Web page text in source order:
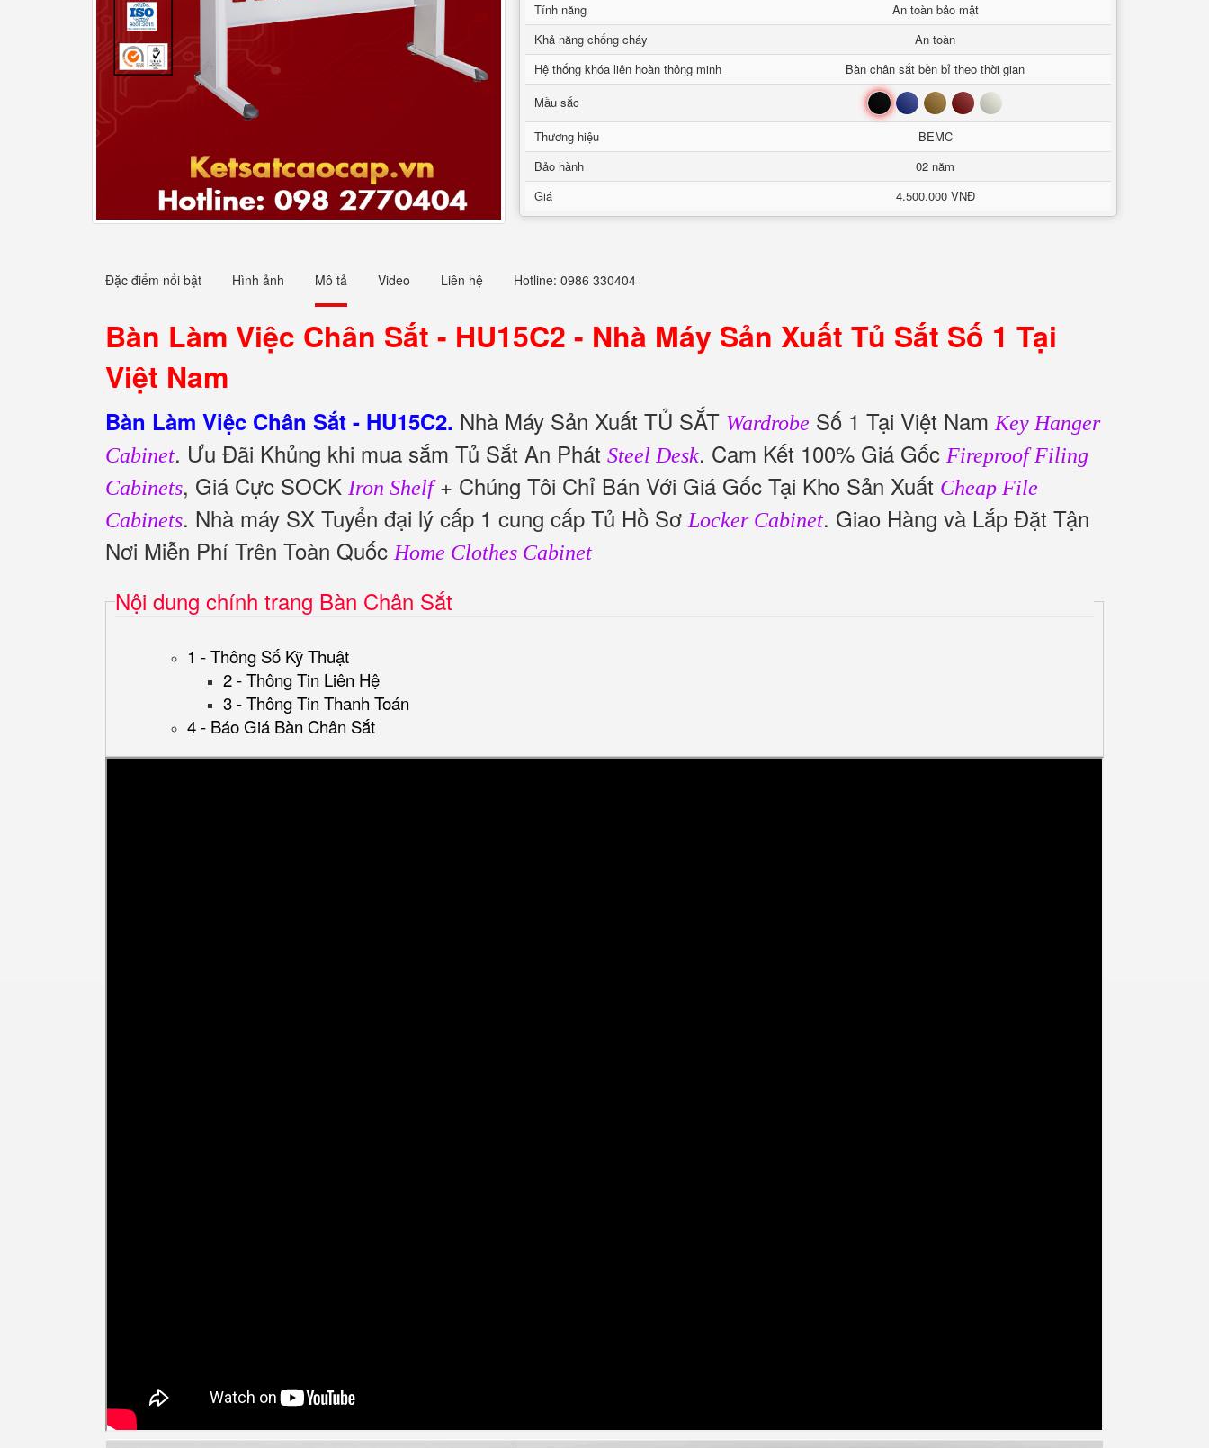
Tính năng
An toàn bảo mật
Khả năng chống cháy
An toàn
Hệ thống khóa liên hoàn thông minh
Bàn chân sắt bền bỉ theo thời gian
Mầu sắc
Đen Xanh Nâu Đỏ Trắng
Thương hiệu
BEMC
Bảo hành
02 năm
Giá
4.500.000 VNĐ
Đặc điểm nổi bật Hình ảnh Mô tả Video Liên hệ Hotline: 0986 330404
Bàn Làm Việc Chân Sắt - HU15C2 - Nhà Máy Sản Xuất Tủ Sắt Số 1 Tại
Việt Nam
Bàn Làm Việc Chân Sắt - HU15C2. Nhà Máy Sản Xuất TỦ SẮT Wardrobe Số 1 Tại Việt NamKey Hanger
Cabinet. Ưu Đãi Khủng khi mua sắm Tủ Sắt An Phát Steel Desk. Cam Kết 100% Giá Gốc Fireproof Filing
Cabinets, Giá Cực SOCK Iron Shelf+ Chúng Tôi Chỉ Bán Với Giá Gốc Tại Kho Sản Xuất Cheap File
Cabinets. Nhà máy SX Tuyển đại lý cấp 1 cung cấp Tủ Hồ SơLocker Cabinet. Giao Hàng và Lắp Đặt Tận
Nơi Miễn Phí Trên Toàn QuốcHome Clothes Cabinet
Nội dung chính trang Bàn Chân Sắt
1 - Thông Số Kỹ Thuật
2 - Thông Tin Liên Hệ
3 - Thông Tin Thanh Toán
4 - Báo Giá Bàn Chân Sắt